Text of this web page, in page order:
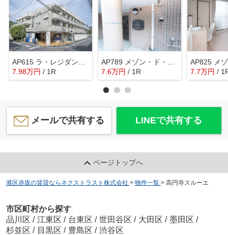
7.98万円 / 1R
7.6万円 / 1R 7.7万円 /
メールで共有する LINEで共有する
ページトップへ
港区赤坂の賃貸ならネクストラスト株式会社 > 物件一覧 > 高円寺スルーエ
市区町村から探す
品川区 / 江東区 / 台東区 / 世田谷区 / 大田区 / 墨田区 /
杉並区 / 目黒区 / 豊島区 / 渋谷区